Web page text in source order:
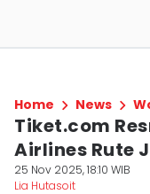
Home News
Tiket.com
Airlines Rute
25 Nov 2025, 18:10 WIB
Lia Hutasoit